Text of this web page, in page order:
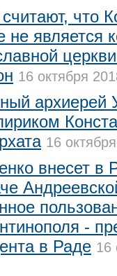
что
не является
16 октября
16
внесет в
-
в Раде 16